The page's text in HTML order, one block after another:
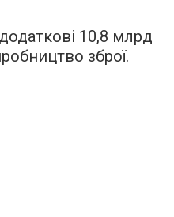
10,8 млрд
зброї.